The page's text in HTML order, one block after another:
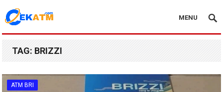
MENU
TAG: BRIZZI
ATM BRI